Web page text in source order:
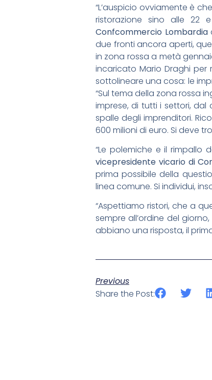
“L’auspicio ovviamente è
ristorazione sino alle 22
Confcommercio Lombardia
due fronti ancora aperti,
in zona rossa a metà
incaricato Mario Draghi
sottolineare una cosa: le
“Sul tema della zona rossa
imprese, di tutti i settori,
spalle degli imprenditori.
600 milioni di euro. Si deve
“Le polemiche e il
vicepresidente vicario di
prima possibile della
linea comune. Si individui,
“Aspettiamo ristori, che a
sempre all’ordine del
abbiano una risposta, il
Previous
Share the Post: